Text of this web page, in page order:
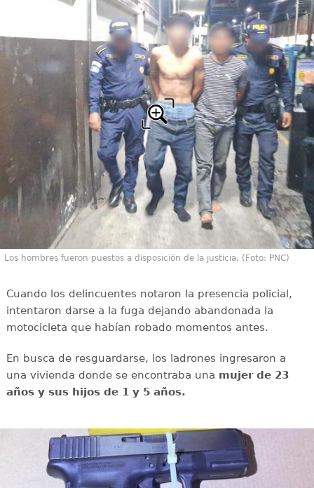
Los hombres fueron puestos a disposición de la justicia. (Foto: PNC)
Cuando los delincuentes notaron la presencia policial,
intentaron darse a la fuga dejando abandonada la
motocicleta que habían robado momentos antes.
En busca de resguardarse, los ladrones ingresaron a
una vivienda donde se encontraba una mujer de 23
años y sus hijos de 1 y 5 años.